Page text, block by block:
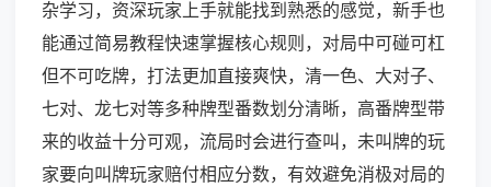
杂学习，资深玩家上手就能找到熟悉的感觉，新手也
能通过简易教程快速掌握核心规则，对局中可碰可杠
但不可吃牌，打法更加直接爽快，清一色、大对子、
七对、龙七对等多种牌型番数划分清晰，高番牌型带
来的收益十分可观，流局时会进行查叫，未叫牌的玩
家要向叫牌玩家赔付相应分数，有效避免消极对局的